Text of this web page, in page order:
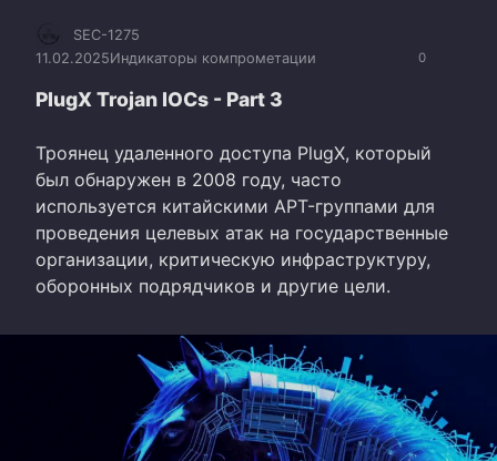
0
SEC-1275
11.02.2025Индикаторы компрометации
PlugX Trojan IOCs - Part 3
Троянец удаленного доступа PlugX, который
был обнаружен в 2008 году, часто
используется китайскими APT-группами для
проведения целевых атак на государственные
организации, критическую инфраструктуру,
оборонных подрядчиков и другие цели.